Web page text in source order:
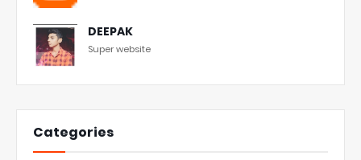
DEEPAK
Super website
Categories